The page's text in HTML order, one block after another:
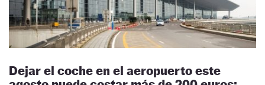
Dejar el coche en el aeropuerto este